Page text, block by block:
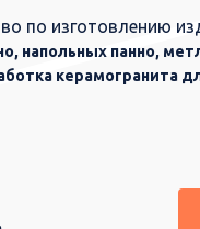
по изготовлению
напольных панно,
керамогранита